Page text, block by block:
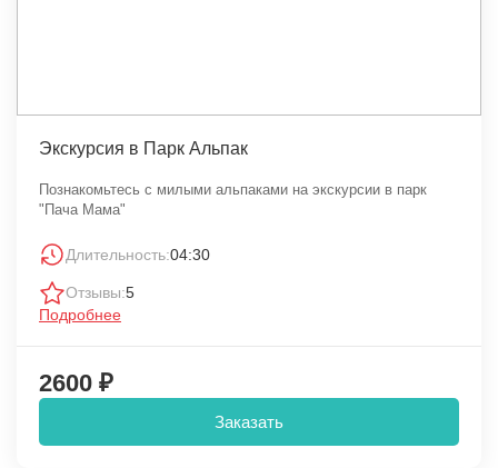
Экскурсия в Парк Альпак
Познакомьтесь с милыми альпаками на экскурсии в парк
"Пача Мама"
Длительность:04:30
Отзывы:5
Подробнее
2600 ₽
Заказать